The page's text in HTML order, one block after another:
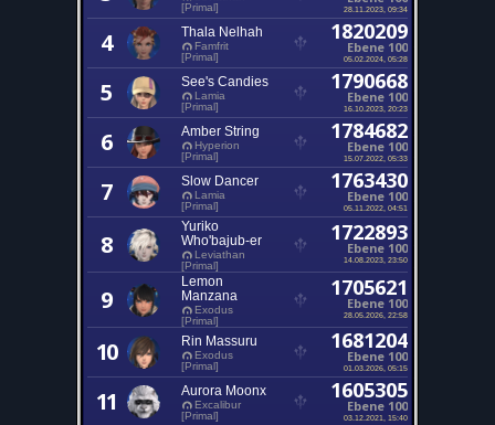
[Primal]
28.11.2023, 09:34
4 Thala Nelhah
Famfrit
[Primal]
1820209
Ebene 100
05.02.2024, 05:28
5 See's Candies
Lamia
[Primal]
1790668
Ebene 100
16.10.2023, 20:23
6 Amber String
Hyperion
[Primal]
1784682
Ebene 100
15.07.2022, 05:33
7 Slow Dancer
Lamia
[Primal]
1763430
Ebene 100
05.11.2022, 04:51
8
Yuriko
Who'bajub-er
Leviathan
[Primal]
1722893
Ebene 100
14.08.2023, 23:50
9
Lemon
Manzana
Exodus
[Primal]
1705621
Ebene 100
28.05.2026, 22:58
10 Rin Massuru
Exodus
[Primal]
1681204
Ebene 100
01.03.2026, 05:15
11 Aurora Moonx
Excalibur
[Primal]
1605305
Ebene 100
03.12.2021, 15:40